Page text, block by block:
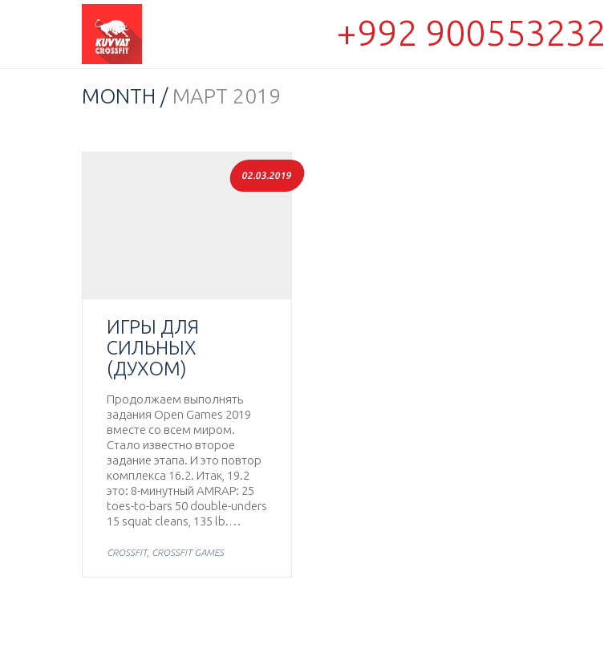
+992 900553232
MONTH / МАРТ 2019
ИГРЫ ДЛЯ
СИЛЬНЫХ
(ДУХОМ)
Продолжаем выполнять
задания Open Games 2019
вместе со всем миром.
Стало известно второе
задание этапа. И это повтор
комплекса 16.2. Итак, 19.2
это: 8-минутный AMRAP: 25
toes-to-bars 50 double-unders
15 squat cleans, 135 lb.…
02.03.2019
CROSSFIT, CROSSFIT GAMES